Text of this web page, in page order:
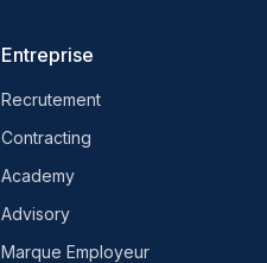
Entreprise
Recrutement
Contracting
Academy
Advisory
Marque Employeur